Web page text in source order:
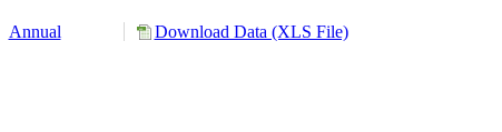
Annual Download Data (XLS File)